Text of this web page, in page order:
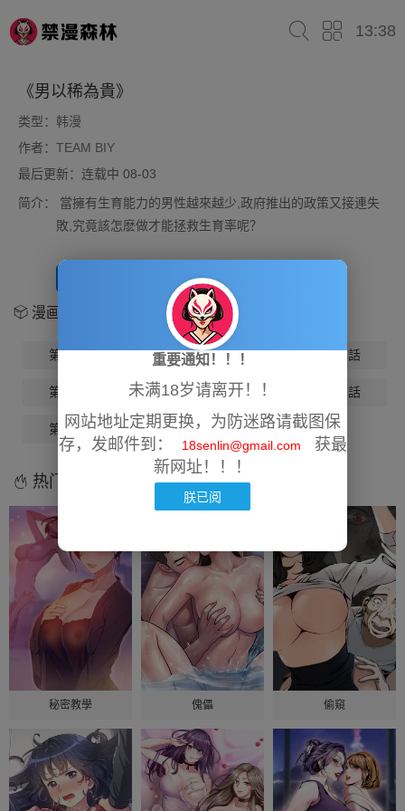
13:38
《男以稀為貴》
类型： 韩漫
作者： TEAM BIY
最后更新：连载中 08-03
简介：
當擁有生育能力的男性越來越少,政府推出的政策又接連失
敗,究竟該怎麽做才能拯救生育率呢？
放入书架
漫画章节
第1話 第2話 第3話 第4話
第5話 第6話 第7話 第8話
第9話 第10話 第11話
热门漫画
秘密教學 傀儡 偷窺
重要通知！！！
未满18岁请离开！！
网站地址定期更换，为防迷路请截图保
存，发邮件到：
18senlin@gmail.com
获最
新网址！！！
朕已阅